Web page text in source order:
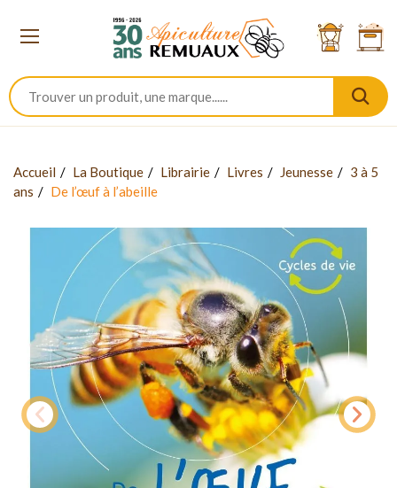
Accueil La Boutique Librairie Livres Jeunesse
3 à 5
ans
De l’œuf à l’abeille